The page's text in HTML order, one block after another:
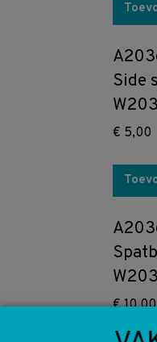
Side
W203
€ 5,00
€10,00